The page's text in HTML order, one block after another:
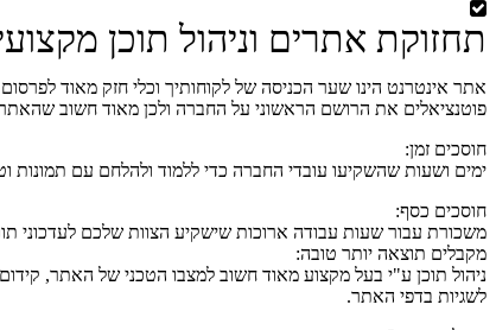
תחזוקת אתרים וניהול תוכן
אתר אינטרנט הינו שער הכניסה של לקוחותיך וכלי חזק מאוד
פוטנציאלים את הרושם הראשוני על החברה ולכן מאוד חשוב
חוסכים זמן:
ימים ושעות שהשקיעו עובדי החברה כדי ללמוד ולהלחם עם תמונות
חוסכים כסף:
משכורת עבור שעות עבודה ארוכות שישקיע הצוות שלכם לעדכוני
מקבלים תוצאה יותר טובה:
ניהול תוכן ע"י בעל מקצוע מאוד חשוב למצבו הטכני של האתר,
לשגיות בדפי האתר.